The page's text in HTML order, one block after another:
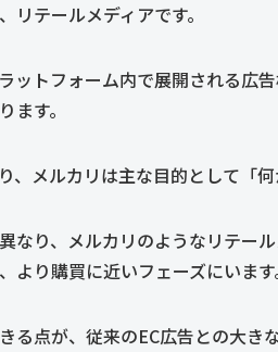
リテールメディアです。
ットフォーム内で展開される広
ます。
、メルカリは主な目的として「
なり、メルカリのようなリテー
より購買に近いフェーズにいます
る点が、従来のEC広告との大きな